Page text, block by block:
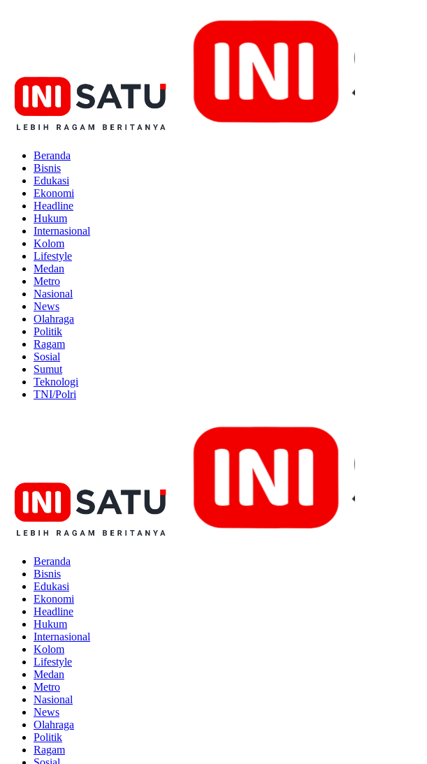
Beranda
Bisnis
Edukasi
Ekonomi
Headline
Hukum
Internasional
Kolom
Lifestyle
Medan
Metro
Nasional
News
Olahraga
Politik
Ragam
Sosial
Sumut
Teknologi
TNI/Polri
Beranda
Bisnis
Edukasi
Ekonomi
Headline
Hukum
Internasional
Kolom
Lifestyle
Medan
Metro
Nasional
News
Olahraga
Politik
Ragam